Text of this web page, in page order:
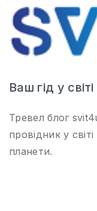
Ваш гід у
Тревел блог
провідник у
планети.